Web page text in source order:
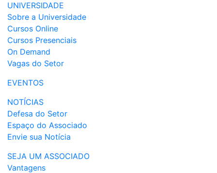
UNIVERSIDADE
Sobre a Universidade
Cursos Online
Cursos Presenciais
On Demand
Vagas do Setor
EVENTOS
NOTÍCIAS
Defesa do Setor
Espaço do Associado
Envie sua Notícia
SEJA UM ASSOCIADO
Vantagens